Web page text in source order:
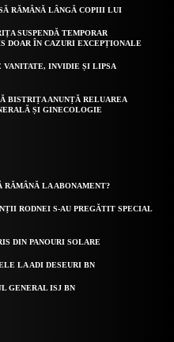
RĂMÂNĂ LÂNGĂ COPIII LUI
SUSPENDĂ TEMPORAR
DOAR ÎN CAZURI EXCEPȚIONALE
VANITATE, INVIDIE ȘI LIPSA
BISTRIȚA ANUNȚĂ RELUAREA
ȘI GINECOLOGIE
RĂMÂNĂ LA ABONAMENT?
RODNEI S-AU PREGĂTIT SPECIAL
DIN PANOURI SOLARE
LA ADI DESEURI BN
GENERAL ISJ BN